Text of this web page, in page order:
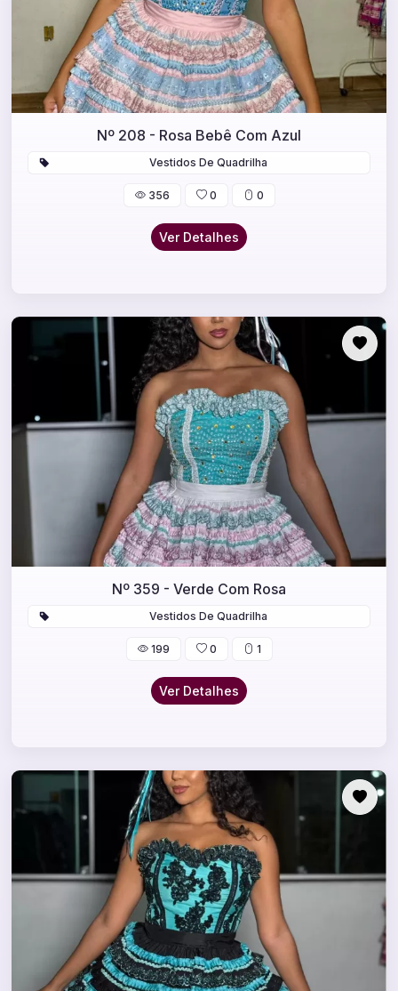
Nº 208 - Rosa Bebê Com Azul
Vestidos De Quadrilha
356 0 0
Ver Detalhes
Nº 359 - Verde Com Rosa
Vestidos De Quadrilha
199 0 1
Ver Detalhes